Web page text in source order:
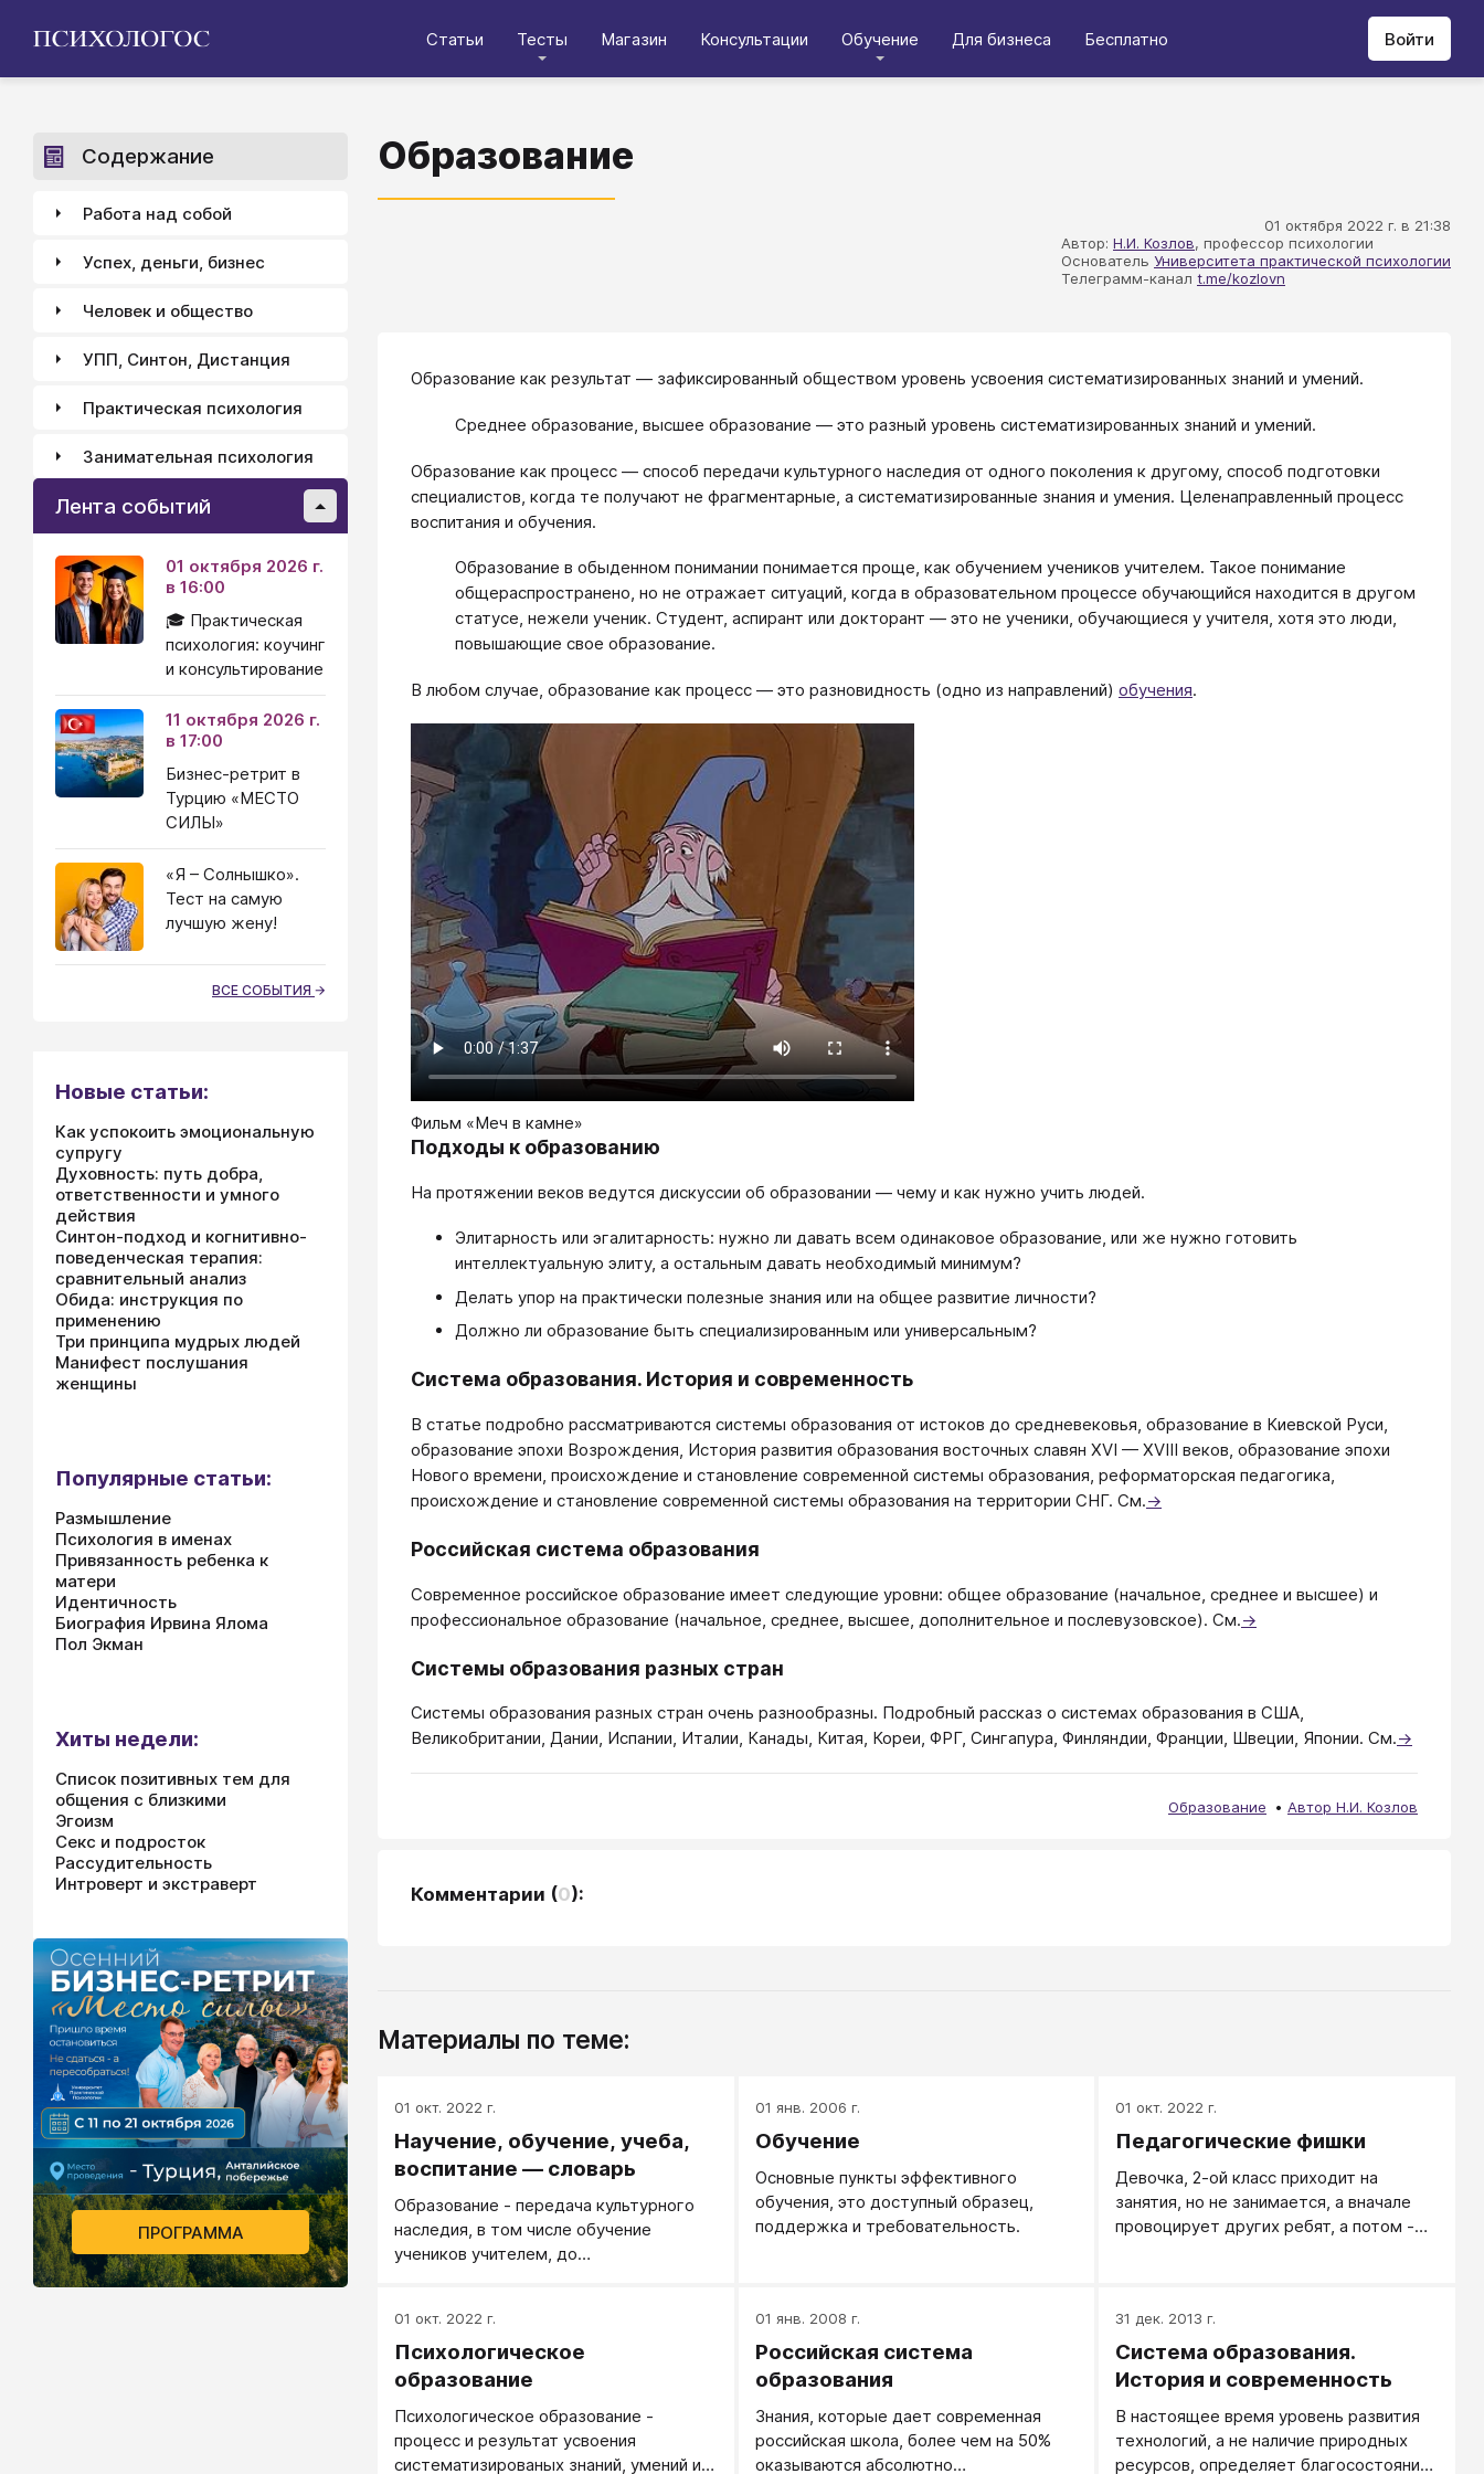
Статьи Тесты Магазин Консультации Обучение Для бизнеса Бесплатно Войти
Образование
01 октября 2022 г. в 21:38
Автор: Н.И. Козлов, профессор психологии
Основатель Университета практической психологии
Телеграмм-канал t.me/kozlovn
Образование как результат — зафиксированный обществом уровень усвоения систематизированных знаний и умений.
Среднее образование, высшее образование — это разный уровень систематизированных знаний и умений.
Образование как процесс — способ передачи культурного наследия от одного поколения к другому, способ подготовки
специалистов, когда те получают не фрагментарные, а систематизированные знания и умения. Целенаправленный процесс
воспитания и обучения.
Образование в обыденном понимании понимается проще, как обучением учеников учителем. Такое понимание
общераспространено, но не отражает ситуаций, когда в образовательном процессе обучающийся находится в другом
статусе, нежели ученик. Студент, аспирант или докторант — это не ученики, обучающиеся у учителя, хотя это люди,
повышающие свое образование.
В любом случае, образование как процесс — это разновидность (одно из направлений) обучения.
Фильм «Меч в камне»
Подходы к образованию
На протяжении веков ведутся дискуссии об образовании — чему и как нужно учить людей.
Элитарность или эгалитарность: нужно ли давать всем одинаковое образование, или же нужно готовить
интеллектуальную элиту, а остальным давать необходимый минимум?
Делать упор на практически полезные знания или на общее развитие личности?
Должно ли образование быть специализированным или универсальным?
Система образования. История и современность
В статье подробно рассматриваются системы образования от истоков до средневековья, образование в Киевской Руси,
образование эпохи Возрождения, История развития образования восточных славян XVI — XVIII веков, образование эпохи
Нового времени, происхождение и становление современной системы образования, реформаторская педагогика,
происхождение и становление современной системы образования на территории СНГ. См.→
Российская система образования
Современное российское образование имеет следующие уровни: общее образование (начальное, среднее и высшее) и
профессиональное образование (начальное, среднее, высшее, дополнительное и послевузовское). См.→
Системы образования разных стран
Системы образования разных стран очень разнообразны. Подробный рассказ о системах образования в США,
Великобритании, Дании, Испании, Италии, Канады, Китая, Кореи, ФРГ, Сингапура, Финляндии, Франции, Швеции, Японии. См.→
Образование Автор Н.И. Козлов
Комментарии (0):
Материалы по теме:
01 окт. 2022 г.
Научение, обучение, учеба,
воспитание — словарь
Образование - передача культурного
наследия, в том числе обучение
учеников учителем, до
01 янв. 2006 г.
Обучение
Основные пункты эффективного
обучения, это доступный образец,
поддержка и требовательность.
01 окт. 2022 г.
Педагогические фишки
Девочка, 2-ой класс приходит на
занятия, но не занимается, а вначале
провоцирует других ребят, а потом -
девочка очень контактная и
общительная и в принципе занимается
неплохо. Вариант поведения: перед
занятием подойти к ней и сказать:
"Знаешь, я всегда очень хочу тебя
похвалить, а ты ничего не делаешь и у
меня это не выходит. Давай
01 окт. 2022 г.
Психологическое
образование
Психологическое образование -
процесс и результат усвоения
систематизированых знаний, умений и
01 янв. 2008 г.
Российская система
образования
Знания, которые дает современная
российская школа, более чем на 50%
оказываются абсолютно
31 дек. 2013 г.
Система образования.
История и современность
В настоящее время уровень развития
технологий, а не наличие природных
ресурсов, определяет благосостояние
Содержание
Работа над собой
Успех, деньги, бизнес
Человек и общество
УПП, Синтон, Дистанция
Практическая психология
Занимательная психология
Лента событий
01 октября 2026 г.
в 16:00
🎓 Практическая
психология: коучинг
и консультирование
11 октября 2026 г.
в 17:00
Бизнес-ретрит в
Турцию «МЕСТО
СИЛЫ»
«Я – Солнышко».
Тест на самую
лучшую жену!
ВСЕ СОБЫТИЯ
Новые статьи:
Как успокоить эмоциональную
супругу
Духовность: путь добра,
ответственности и умного
действия
Синтон-подход и когнитивно-
поведенческая терапия:
сравнительный анализ
Обида: инструкция по
применению
Три принципа мудрых людей
Манифест послушания
женщины
Популярные статьи:
Размышление
Психология в именах
Привязанность ребенка к
матери
Идентичность
Биография Ирвина Ялома
Пол Экман
Хиты недели:
Список позитивных тем для
общения с близкими
Эгоизм
Секс и подросток
Рассудительность
Интроверт и экстраверт
ПРОГРАММА